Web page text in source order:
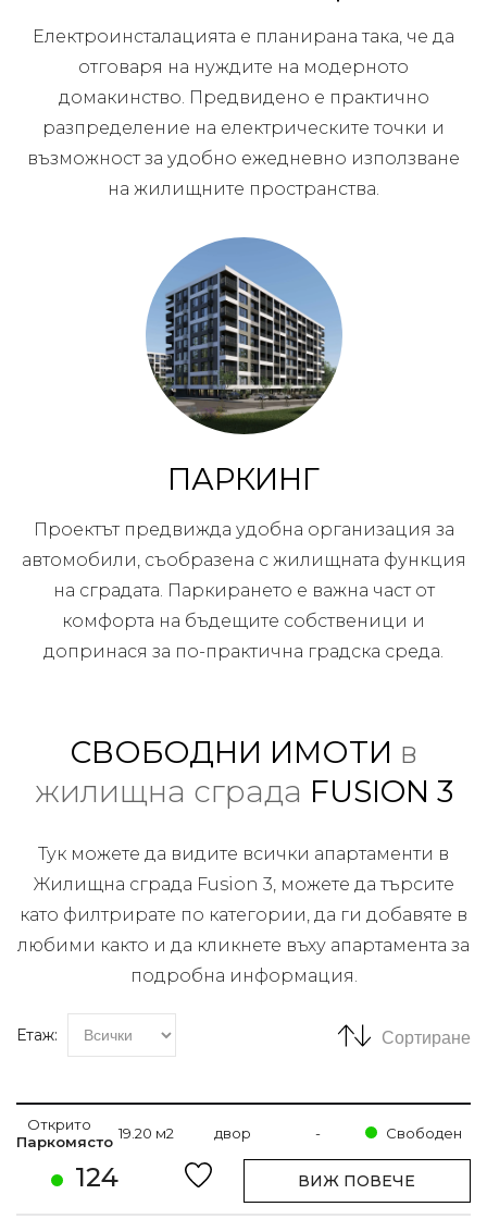
Електроинсталацията е планирана така, че да
отговаря на нуждите на модерното
домакинство. Предвидено е практично
разпределение на електрическите точки и
възможност за удобно ежедневно използване
на жилищните пространства.
ПАРКИНГ
Проектът предвижда удобна организация за
автомобили, съобразена с жилищната функция
на сградата. Паркирането е важна част от
комфорта на бъдещите собственици и
допринася за по-практична градска среда.
СВОБОДНИ ИМОТИ в
жилищна сграда FUSION 3
Тук можете да видите всички апартаменти в
Жилищна сграда Fusion 3, можете да търсите
като филтрирате по категории, да ги добавяте в
любими както и да кликнете въху апартамента за
подробна информация.
Етаж: Сортиране
124
Открито
Паркомясто 19.20 м2 двор - Свободен
ВИЖ ПОВЕЧЕ